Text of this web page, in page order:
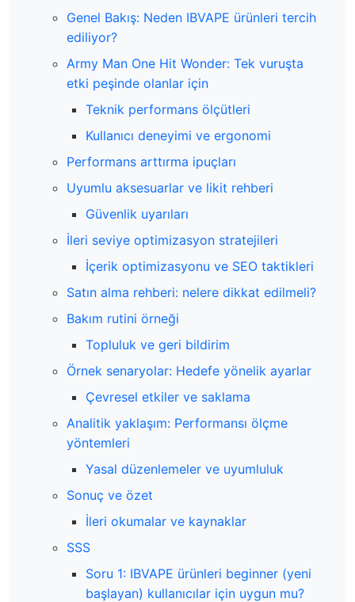
Genel Bakış: Neden IBVAPE ürünleri tercih
ediliyor?
Army Man One Hit Wonder: Tek vuruşta
etki peşinde olanlar için
Teknik performans ölçütleri
Kullanıcı deneyimi ve ergonomi
Performans arttırma ipuçları
Uyumlu aksesuarlar ve likit rehberi
Güvenlik uyarıları
İleri seviye optimizasyon stratejileri
İçerik optimizasyonu ve SEO taktikleri
Satın alma rehberi: nelere dikkat edilmeli?
Bakım rutini örneği
Topluluk ve geri bildirim
Örnek senaryolar: Hedefe yönelik ayarlar
Çevresel etkiler ve saklama
Analitik yaklaşım: Performansı ölçme
yöntemleri
Yasal düzenlemeler ve uyumluluk
Sonuç ve özet
İleri okumalar ve kaynaklar
SSS
Soru 1: IBVAPE ürünleri beginner (yeni
başlayan) kullanıcılar için uygun mu?